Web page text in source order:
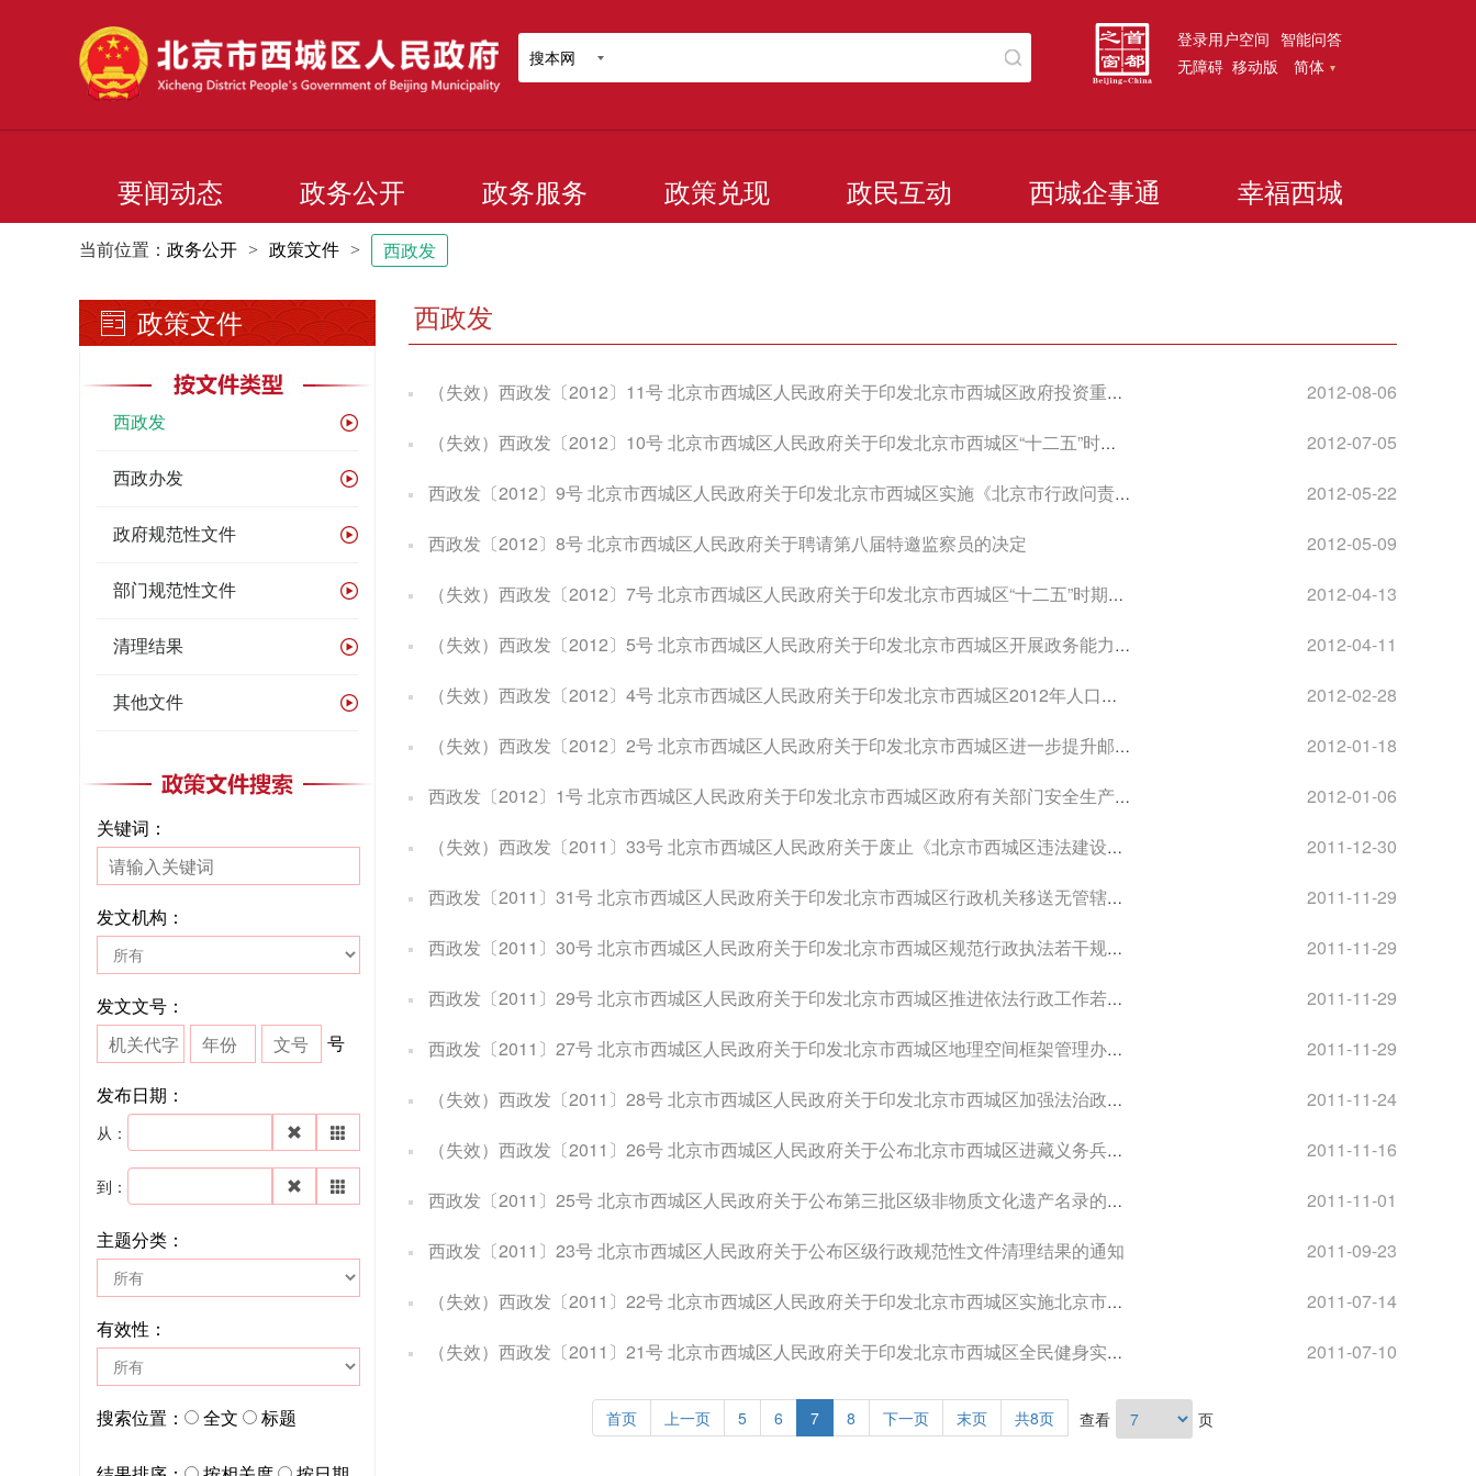
搜本网
登录用户空间 智能问答
无障碍 移动版 简体
要闻动态 政务公开 政务服务 政策兑现 政民互动 西城企事通 幸福西城
当前位置： 政务公开 > 政策文件 > 西政发
政策文件
西政发
西政办发
政府规范性文件
部门规范性文件
清理结果
其他文件
关键词：
发文机构：
发文文号：
号
发布日期：
从：
到：
主题分类：
有效性：
搜索位置： 全文 标题
西政发
（失效）西政发〔2012〕11号 北京市西城区人民政府关于印发北京市西城区政府投资重大建设项目监督工作办法（试行）的通知
2012-08-06
（失效）西政发〔2012〕10号 北京市西城区人民政府关于印发北京市西城区“十二五”时期历史文化保护区保护与发展规划的通知
2012-07-05
西政发〔2012〕9号 北京市西城区人民政府关于印发北京市西城区实施《北京市行政问责办法》若干规定（试行）的通知
2012-05-22
西政发〔2012〕8号 北京市西城区人民政府关于聘请第八届特邀监察员的决定
2012-05-09
（失效）西政发〔2012〕7号 北京市西城区人民政府关于印发北京市西城区“十二五”时期基础设施发展建设规划的通知
2012-04-13
（失效）西政发〔2012〕5号 北京市西城区人民政府关于印发北京市西城区开展政务能力建设年活动意见的通知
2012-04-11
（失效）西政发〔2012〕4号 北京市西城区人民政府关于印发北京市西城区2012年人口和计划生育工作要点的通知
2012-02-28
（失效）西政发〔2012〕2号 北京市西城区人民政府关于印发北京市西城区进一步提升邮政普遍服务水平实施意见的通知
2012-01-18
西政发〔2012〕1号 北京市西城区人民政府关于印发北京市西城区政府有关部门安全生产工作职责的通知
2012-01-06
（失效）西政发〔2011〕33号 北京市西城区人民政府关于废止《北京市西城区违法建设行政强制执行办法》的通知
2011-12-30
西政发〔2011〕31号 北京市西城区人民政府关于印发北京市西城区行政机关移送无管辖权行政违法案件和涉嫌犯罪案件规定的通知
2011-11-29
西政发〔2011〕30号 北京市西城区人民政府关于印发北京市西城区规范行政执法若干规定的通知
2011-11-29
西政发〔2011〕29号 北京市西城区人民政府关于印发北京市西城区推进依法行政工作若干规定的通知
2011-11-29
西政发〔2011〕27号 北京市西城区人民政府关于印发北京市西城区地理空间框架管理办法（试行）的通知
2011-11-29
（失效）西政发〔2011〕28号 北京市西城区人民政府关于印发北京市西城区加强法治政府建设规划的通知
2011-11-24
（失效）西政发〔2011〕26号 北京市西城区人民政府关于公布北京市西城区进藏义务兵优惠政策的通知
2011-11-16
西政发〔2011〕25号 北京市西城区人民政府关于公布第三批区级非物质文化遗产名录的通知
2011-11-01
西政发〔2011〕23号 北京市西城区人民政府关于公布区级行政规范性文件清理结果的通知
2011-09-23
（失效）西政发〔2011〕22号 北京市西城区人民政府关于印发北京市西城区实施北京市禁止违法建设若干规定办法（试行）的通知
2011-07-14
（失效）西政发〔2011〕21号 北京市西城区人民政府关于印发北京市西城区全民健身实施计划（2011-2015年）的通知
2011-07-10
首页 上一页 5 6 7 8 下一页 末页 共8页 查看 页